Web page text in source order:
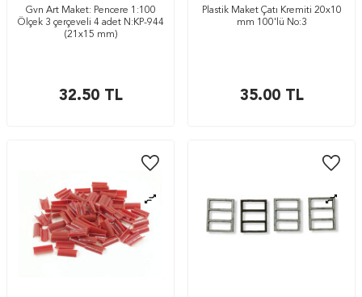
Gvn Art Maket: Pencere 1:100
Ölçek 3 çerçeveli 4 adet N:KP-944
(21x15 mm)
32.50TL
Plastik Maket Çatı Kremiti 20x10
mm 100'lü No:3
35.00TL